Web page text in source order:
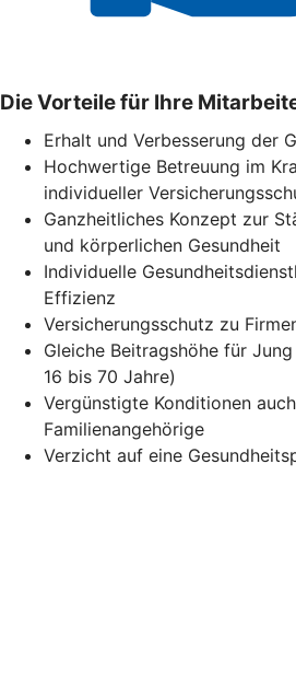
Die Vorteile für Ihre
Erhalt und Verbesserung der
Hochwertige Betreuung im
individueller
Ganzheitliches Konzept zur
und körperlichen Gesundheit
Individuelle
Effizienz
Versicherungsschutz zu
Gleiche Beitragshöhe für
16 bis 70 Jahre)
Vergünstigte Konditionen
Familienangehörige
Verzicht auf eine